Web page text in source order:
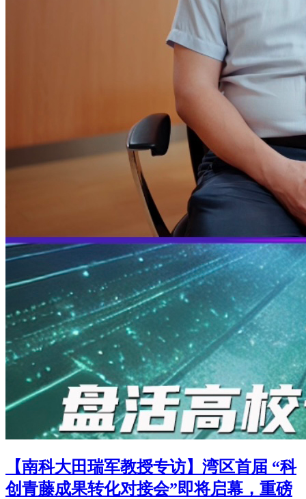
【南科大田瑞军教授专访】湾区首届 “科
创青藤成果转化对接会”即将启幕，重磅